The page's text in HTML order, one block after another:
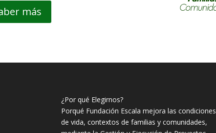
más
¿Por qué Elegirnos?
Porqué Fundación Escala mejora las condiciones
de vida, contextos de familias y comunidades,